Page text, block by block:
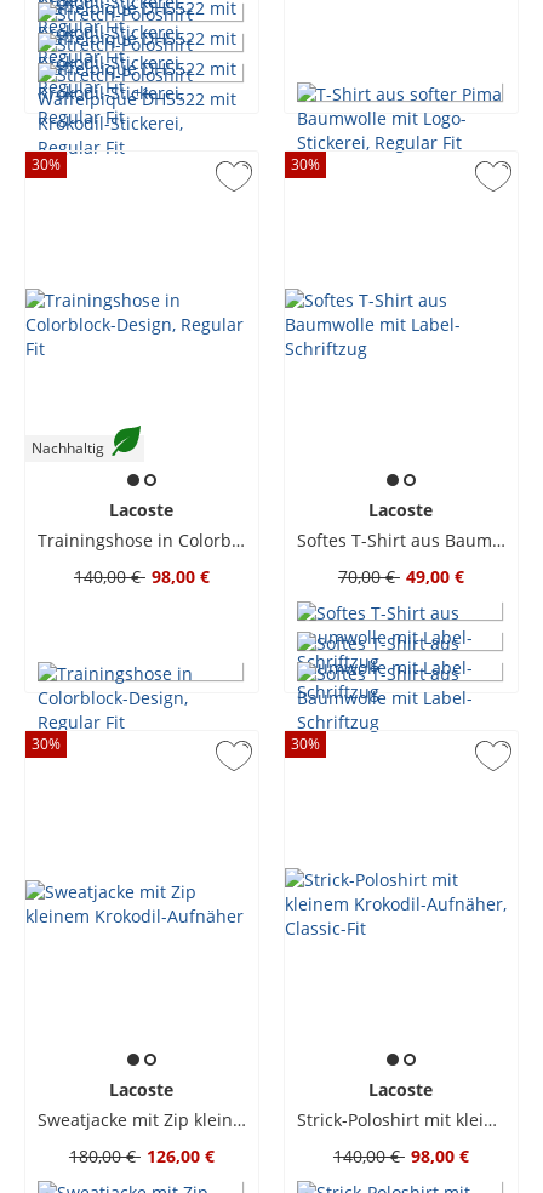
+1
30%
Nachhaltig
Lacoste
Trainingshose in Colorblock-Design, Regular Fit
140,00 € 98,00 €
30%
Lacoste
Softes T-Shirt aus Baumwolle mit Label-Schriftzug
70,00 € 49,00 €
30%
Lacoste
Sweatjacke mit Zip kleinem Krokodil-Aufnäher
180,00 € 126,00 €
30%
Lacoste
Strick-Poloshirt mit kleinem Krokodil-Aufnäher, Classic-Fit
140,00 € 98,00 €